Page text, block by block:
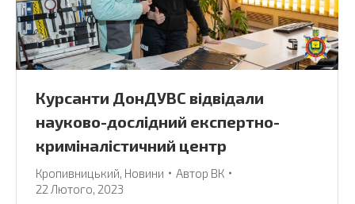
Курсанти ДонДУВС відвідали
науково-дослідний експертно-
криміналістичний центр
Кропивницький, Новини Автор ВК
22 Лютого, 2023